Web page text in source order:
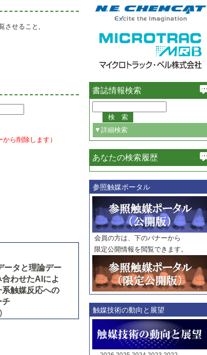
させること,
ら削除します）
ータと理論デー
わせたAIによ
系触媒反応への
チ
書誌情報検索
▼詳細検索
必ず含む
巻・号指定
巻
号
範囲指定
巻
号～
巻
号
触媒年鑑
年度
記事種別
マーク：
マークあり
あなたの検索履歴
参照触媒ポータル
会員の方は、下のバナーから
限定公開情報を閲覧できます。
触媒技術の動向と展望